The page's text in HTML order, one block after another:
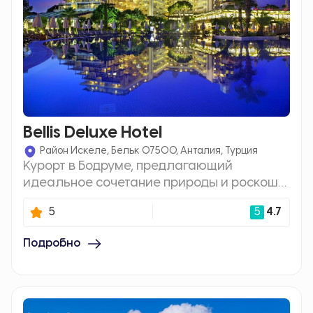
Bellis Deluxe Hotel
Район Искеле, Бельк 07500, Анталия, Турция
Курорт в Бодруме, предлагающий
идеальное сочетание природы и роскоши,
5 5 4.7